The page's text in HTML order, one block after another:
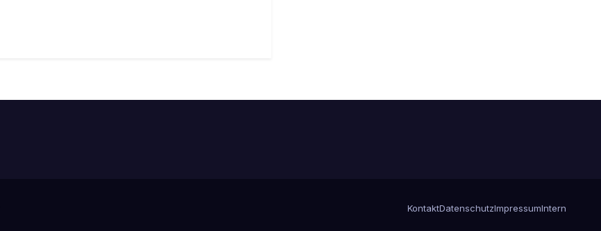
KontaktDatenschutzImpressumIntern